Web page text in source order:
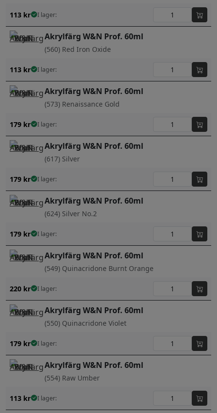
113 kr I lager:
Akrylfärg W&N Prof. 60ml
(560) Red Iron Oxide
113 kr I lager:
Akrylfärg W&N Prof. 60ml
(573) Renaissance Gold
179 kr I lager:
Akrylfärg W&N Prof. 60ml
(617) Silver
179 kr I lager:
Akrylfärg W&N Prof. 60ml
(624) Silver No.2
179 kr I lager:
Akrylfärg W&N Prof. 60ml
(549) Quinacridone Burnt Orange
220 kr I lager:
Akrylfärg W&N Prof. 60ml
(550) Quinacridone Violet
179 kr I lager:
Akrylfärg W&N Prof. 60ml
(554) Raw Umber
113 kr I lager: